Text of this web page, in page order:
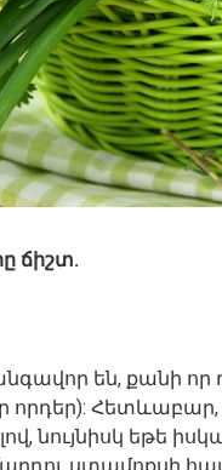
ճիշտ.
են, քանի որ
որդեր):
նույնիսկ եթե